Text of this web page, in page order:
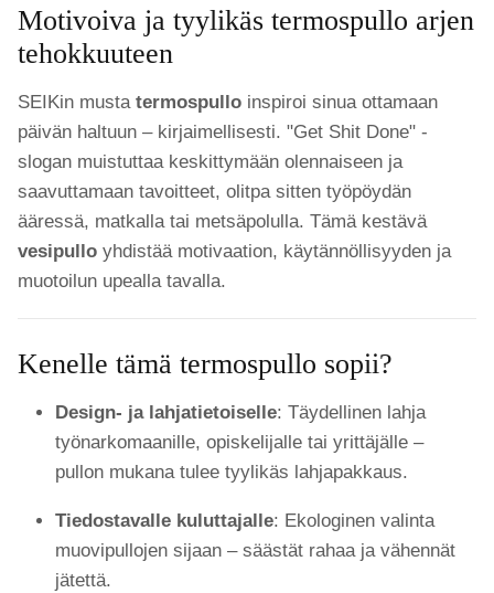
Motivoiva ja tyylikäs termospullo arjen
tehokkuuteen
SEIKin musta termospullo inspiroi sinua ottamaan
päivän haltuun – kirjaimellisesti. "Get Shit Done" -
slogan muistuttaa keskittymään olennaiseen ja
saavuttamaan tavoitteet, olitpa sitten työpöydän
ääressä, matkalla tai metsäpolulla. Tämä kestävä
vesipullo yhdistää motivaation, käytännöllisyyden ja
muotoilun upealla tavalla.
Kenelle tämä termospullo sopii?
Design- ja lahjatietoiselle: Täydellinen lahja
työnarkomaanille, opiskelijalle tai yrittäjälle –
pullon mukana tulee tyylikäs lahjapakkaus.
Tiedostavalle kuluttajalle: Ekologinen valinta
muovipullojen sijaan – säästät rahaa ja vähennät
jätettä.